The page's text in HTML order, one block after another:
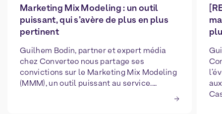
Marketing Mix Modeling : un outil
puissant, qui s’avère de plus en plus
pertinent
Guilhem Bodin, partner et expert média
chez Converteo nous partage ses
convictions sur le Marketing Mix Modeling
(MMM), un outil puissant au service....